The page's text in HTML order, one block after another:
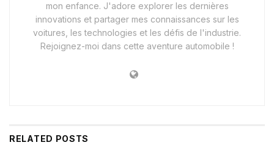
mon enfance. J'adore explorer les dernières
innovations et partager mes connaissances sur les
voitures, les technologies et les défis de l'industrie.
Rejoignez-moi dans cette aventure automobile !
RELATED POSTS